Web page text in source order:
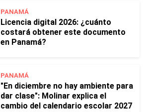
PANAMÁ
Licencia digital 2026: ¿cuánto
costará obtener este documento
en Panamá?
PANAMÁ
"En diciembre no hay ambiente para
dar clase": Molinar explica el
cambio del calendario escolar 2027